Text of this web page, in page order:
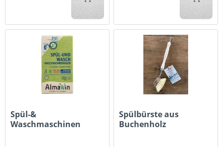
Spül-&
Waschmaschinen
Spülbürste aus
Buchenholz